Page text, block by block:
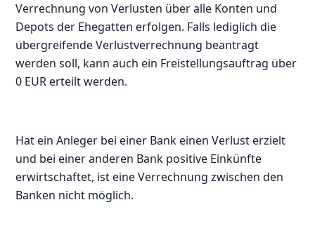
Verrechnung von Verlusten über alle Konten und
Depots der Ehegatten erfolgen. Falls lediglich die
übergreifende Verlustverrechnung beantragt
werden soll, kann auch ein Freistellungsauftrag über
0 EUR erteilt werden.
Hat ein Anleger bei einer Bank einen Verlust erzielt
und bei einer anderen Bank positive Einkünfte
erwirtschaftet, ist eine Verrechnung zwischen den
Banken nicht möglich.